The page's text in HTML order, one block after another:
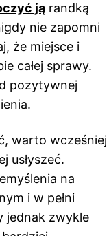
ją randką
nie zapomni
że miejsce i
całej sprawy.
pozytywnej
warto wcześniej
usłyszeć.
na
i w pełni
jednak zwykle